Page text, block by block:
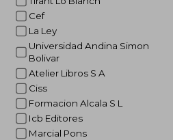
Cef
La Ley
Universidad Andina Simon
Bolivar
Atelier Libros S A
Ciss
Formacion Alcala S L
Icb Editores
Marcial Pons